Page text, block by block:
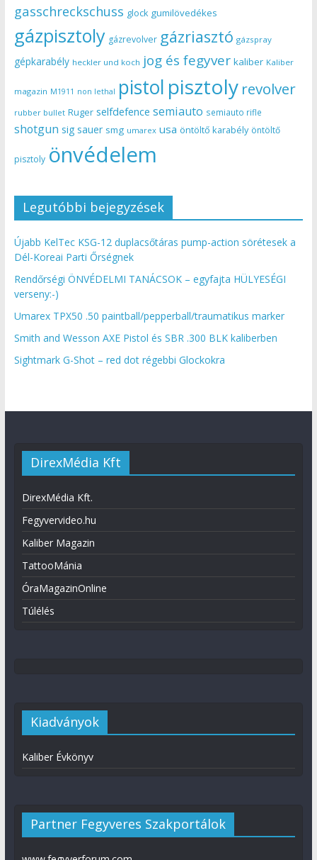
gasschreckschuss glock gumilövedékes
gázpisztoly gázrevolver gázriasztó gázspray
gépkarabély heckler und koch jog és fegyver kaliber Kaliber
magazin M1911 non lethal pistol pisztoly revolver
rubber bullet Ruger selfdefence semiauto semiauto rifle
shotgun sig sauer smg umarex usa öntöltő karabély öntöltő
pisztoly önvédelem
Legutóbbi bejegyzések
Újabb KelTec KSG-12 duplacsőtáras pump-action sörétesek a
Dél-Koreai Parti Őrségnek
Rendőrségi ÖNVÉDELMI TANÁCSOK – egyfajta HÜLYESÉGI
verseny:-)
Umarex TPX50 .50 paintball/pepperball/traumatikus marker
Smith and Wesson AXE Pistol és SBR .300 BLK kaliberben
Sightmark G-Shot – red dot régebbi Glockokra
DirexMédia Kft
DirexMédia Kft.
Fegyvervideo.hu
Kaliber Magazin
TattooMánia
ÓraMagazinOnline
Túlélés
Kiadványok
Kaliber Évkönyv
Partner Fegyveres Szakportálok